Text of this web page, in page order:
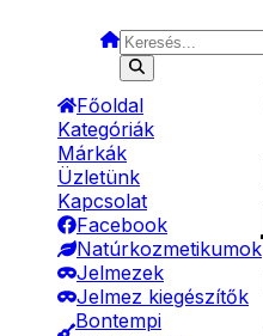
Főoldal
Kategóriák
Márkák
Üzletünk
Kapcsolat
Facebook
Natúrkozmetikumok
Jelmezek
Jelmez kiegészítők
Bontempi